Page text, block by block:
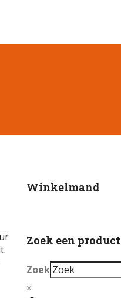
Winkelmand
Zoek een product
Zoek
×